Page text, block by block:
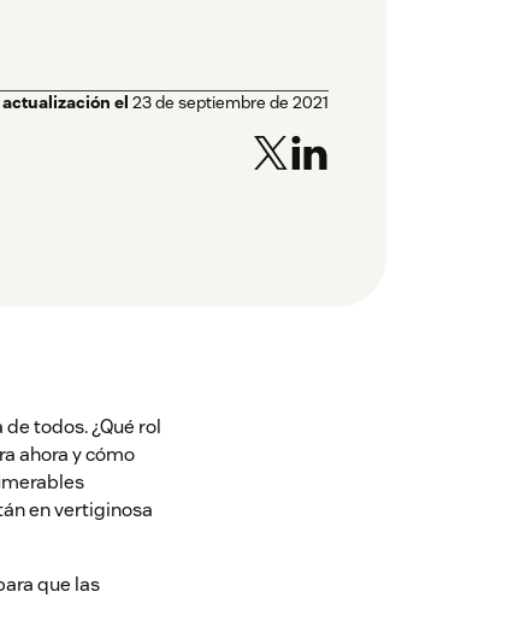
el 23 de septiembre de 2021
todos. ¿Qué rol
ahora y cómo
en vertiginosa
que las